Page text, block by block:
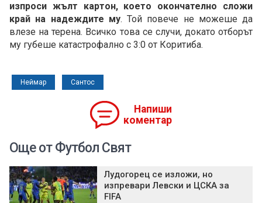
изпроси жълт картон, което окончателно сложи
край на надеждите му. Той повече не можеше да
влезе на терена. Всичко това се случи, докато отборът
му губеше катастрофално с 3:0 от Коритиба.
Неймар Сантос
Напиши
коментар
Още от Футбол Свят
Лудогорец се изложи, но
изпревари Левски и ЦСКА за
FIFA